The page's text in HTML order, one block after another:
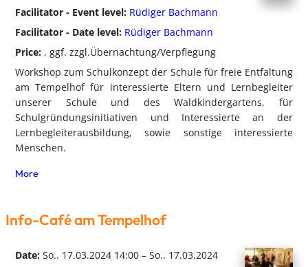
Facilitator - Event level: Rüdiger Bachmann
Facilitator - Date level: Rüdiger Bachmann
Price: , ggf. zzgl.Übernachtung/Verpflegung
Workshop zum Schulkonzept der Schule für freie Entfaltung
am Tempelhof für interessierte Eltern und Lernbegleiter
unserer Schule und des Waldkindergartens, für
Schulgründungsinitiativen und Interessierte an der
Lernbegleiterausbildung, sowie sonstige interessierte
Menschen.
More
Info-Café am Tempelhof
Date:So.. 17.03.2024 14:00 – So.. 17.03.2024